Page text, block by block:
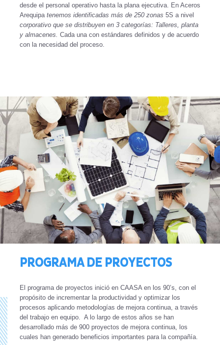
desde el personal operativo hasta la plana ejecutiva. En Aceros
Arequipa tenemos identificadas más de 250 zonas 5S a nivel
corporativo que se distribuyen en 3 categorías: Talleres, planta
y almacenes. Cada una con estándares definidos y de acuerdo
con la necesidad del proceso.
PROGRAMA DE PROYECTOS
El programa de proyectos inició en CAASA en los 90’s, con el
propósito de incrementar la productividad y optimizar los
procesos aplicando metodologías de mejora continua, a través
del trabajo en equipo. A lo largo de estos años se han
desarrollado más de 900 proyectos de mejora continua, los
cuales han generado beneficios importantes para la compañía.